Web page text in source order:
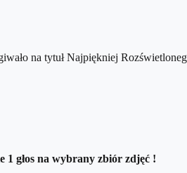
na tytuł Najpiękniej
1 głos na wybrany zbiór zdjęć !